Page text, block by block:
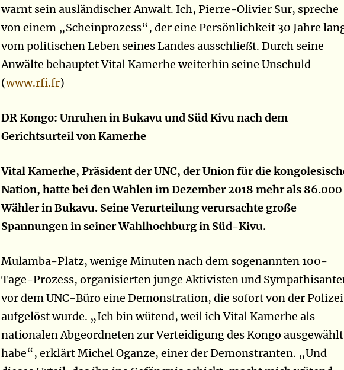
warnt sein ausländischer Anwalt. Ich, Pierre-Olivier Sur, spreche
von einem „Scheinprozess“, der eine Persönlichkeit 30 Jahre
vom politischen Leben seines Landes ausschließt. Durch seine
Anwälte behauptet Vital Kamerhe weiterhin seine Unschuld
(www.rfi.fr)
DR Kongo: Unruhen in Bukavu und Süd Kivu nach dem
Gerichtsurteil von Kamerhe
Vital Kamerhe, Präsident der UNC, der Union für die
Nation, hatte bei den Wahlen im Dezember 2018 mehr als 86.000
Wähler in Bukavu. Seine Verurteilung verursachte große
Spannungen in seiner Wahlhochburg in Süd-Kivu.
Mulamba-Platz, wenige Minuten nach dem sogenannten 100-
Tage-Prozess, organisierten junge Aktivisten und
vor dem UNC-Büro eine Demonstration, die sofort von der Polizei
aufgelöst wurde. „Ich bin wütend, weil ich Vital Kamerhe als
nationalen Abgeordneten zur Verteidigung des Kongo ausgewählt
habe“, erklärt Michel Oganze, einer der Demonstranten. „Und